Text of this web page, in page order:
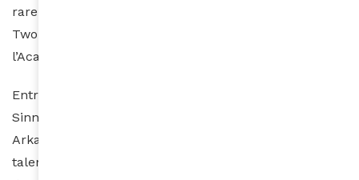
rare ex æquo en fiction, entre « The Singers » et «
Two People Exchanging Saliva », rappelant que
l’Académie peut encore déjouer les pronostics.
Entre le sacre de Michael B. Jordan, la puissance de «
Sinners » et la victoire historique d’Autumn Durald
Arkapaw, Hollywood semble enfin donner à ces
talents la place qu’ils occupent déjà dans l’imaginaire